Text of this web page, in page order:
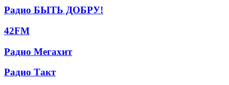
(Рок)
Радио
БЫТЬ
ДОБРУ!
Радио БЫТЬ ДОБРУ!
42FM
42FM
Радио
Мегахит
Радио Мегахит
Радио
Радио Такт